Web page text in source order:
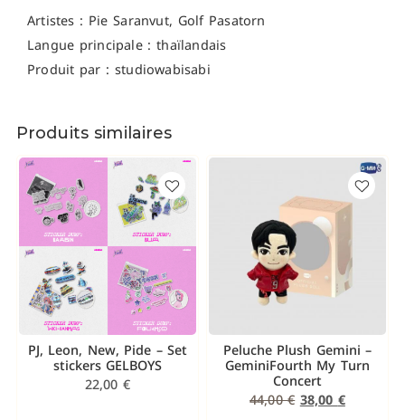
Artistes : Pie Saranvut, Golf Pasatorn
Langue principale : thaïlandais
Produit par : studiowabisabi
Produits similaires
PJ, Leon, New, Pide – Set
stickers GELBOYS
22,00 €
Peluche Plush Gemini –
GeminiFourth My Turn
Concert
44,00€ 38,00 €